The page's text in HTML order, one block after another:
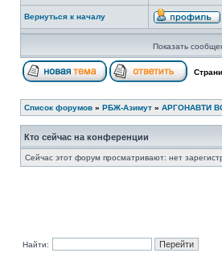
Вернуться к началу
Показать
Список форумов » РБЖ-Азимут » АРГОНАВТИ
Кто сейчас на конференции
Сейчас этот форум просматривают: нет
Найти: